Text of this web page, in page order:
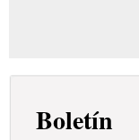
Boletín